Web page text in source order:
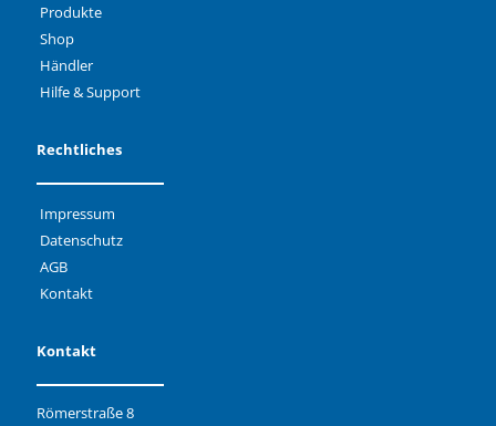
Produkte
Shop
Händler
Hilfe & Support
Rechtliches
Impressum
Datenschutz
AGB
Kontakt
Kontakt
Römerstraße 8